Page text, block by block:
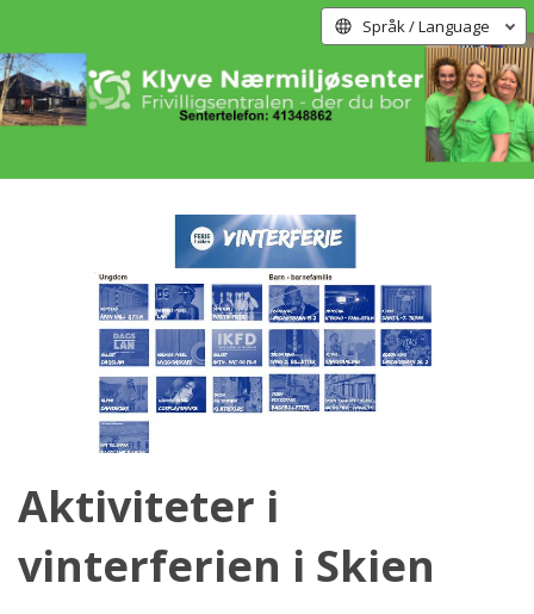
Språk / Language
Aktiviteter i
vinterferien i Skien